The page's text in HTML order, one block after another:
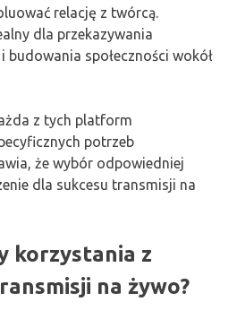
relację z twórcą.
dla przekazywania
budowania społeczności wokół
z tych platform
potrzeb
że wybór odpowiedniej
dla sukcesu transmisji na
korzystania z
na żywo?